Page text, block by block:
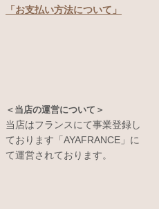
「お支払い方法について」
＜当店の運営について＞
当店はフランスにて事業登録し
ております「AYAFRANCE」に
て運営されております。